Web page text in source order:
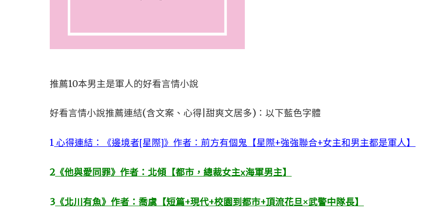
推薦10本男主是軍人的好看言情小說
好看言情小說推薦連結(含文案、心得|甜爽文居多)：以下藍色字體
1 心得連結：《邊境者[星際]》作者：前方有個鬼【星際+強強聯合+女主和男主都是軍人】
2 《他與愛同罪》作者：北傾【都市，總裁女主x海軍男主】
3 《北川有魚》作者：喬虞【短篇+現代+校園到都市+頂流花旦×武警中隊長】